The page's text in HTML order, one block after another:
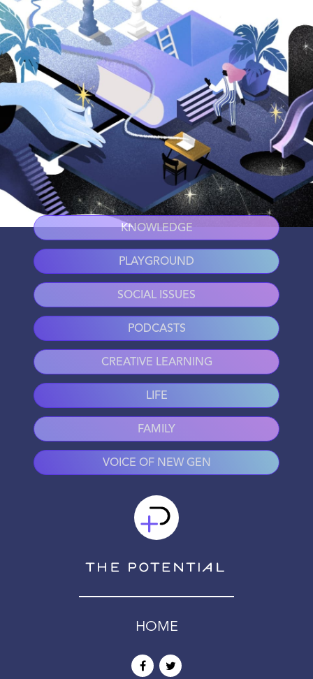
KNOWLEDGE
PLAYGROUND
SOCIAL ISSUES
PODCASTS
CREATIVE LEARNING
LIFE
FAMILY
VOICE OF NEW GEN
HOME